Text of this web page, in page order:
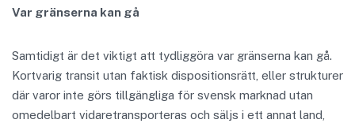
Var gränserna kan gå
Samtidigt är det viktigt att tydliggöra var gränserna kan gå.
Kortvarig transit utan faktisk dispositionsrätt, eller strukturer
där varor inte görs tillgängliga för svensk marknad utan
omedelbart vidaretransporteras och säljs i ett annat land,